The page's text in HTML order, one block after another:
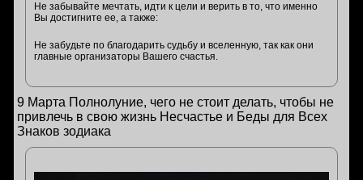
Не забывайте мечтать, идти к цели и верить в то, что именно
Вы достигните ее, а также:
Не забудьте по благодарить судьбу и вселенную, так как они
главные организаторы Вашего счастья.
9 Марта Полнолуние, чего не стоит делать, чтобы не
привлечь в свою жизнь Несчастье и Беды для Всех
Знаков зодиака